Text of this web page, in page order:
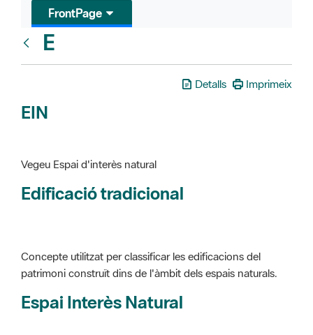
FrontPage
E
Detalls Imprimeix
EIN
Vegeu Espai d'interès natural
Edificació tradicional
Concepte utilitzat per classificar les edificacions del
patrimoni construït dins de l'àmbit dels espais naturals.
Espai Interès Natural